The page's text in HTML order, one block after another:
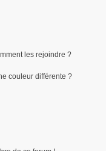
les rejoindre ?
couleur différente ?